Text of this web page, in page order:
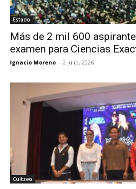
Estado
Más de 2 mil 600
examen para Ciencias
Ignacio Moreno - 2 julio, 2026
Cuitzeo